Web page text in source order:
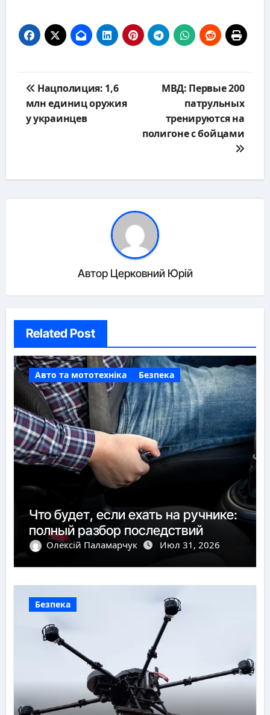
по
записям
Нацполиция: 1,6
млн единиц оружия
у украинцев
МВД: Первые 200
патрульных
тренируются на
полигоне с бойцами
Автор Церковний Юрій
Related Post
Авто та мототехніка Безпека
Что будет, если ехать на ручнике:
полный разбор последствий
Олексій Паламарчук Июл 31, 2026
Безпека